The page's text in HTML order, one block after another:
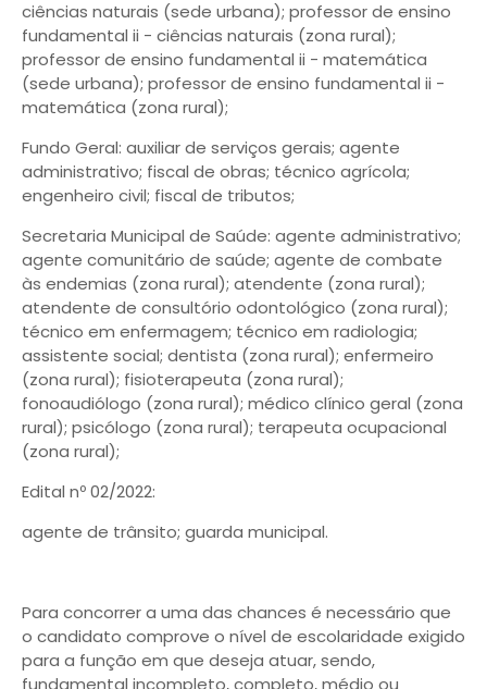
ciências naturais (sede urbana); professor de ensino
fundamental ii - ciências naturais (zona rural);
professor de ensino fundamental ii - matemática
(sede urbana); professor de ensino fundamental ii -
matemática (zona rural);
Fundo Geral: auxiliar de serviços gerais; agente
administrativo; fiscal de obras; técnico agrícola;
engenheiro civil; fiscal de tributos;
Secretaria Municipal de Saúde: agente administrativo;
agente comunitário de saúde; agente de combate
às endemias (zona rural); atendente (zona rural);
atendente de consultório odontológico (zona rural);
técnico em enfermagem; técnico em radiologia;
assistente social; dentista (zona rural); enfermeiro
(zona rural); fisioterapeuta (zona rural);
fonoaudiólogo (zona rural); médico clínico geral (zona
rural); psicólogo (zona rural); terapeuta ocupacional
(zona rural);
Edital nº 02/2022:
agente de trânsito; guarda municipal.
Para concorrer a uma das chances é necessário que
o candidato comprove o nível de escolaridade exigido
para a função em que deseja atuar, sendo,
fundamental incompleto, completo, médio ou